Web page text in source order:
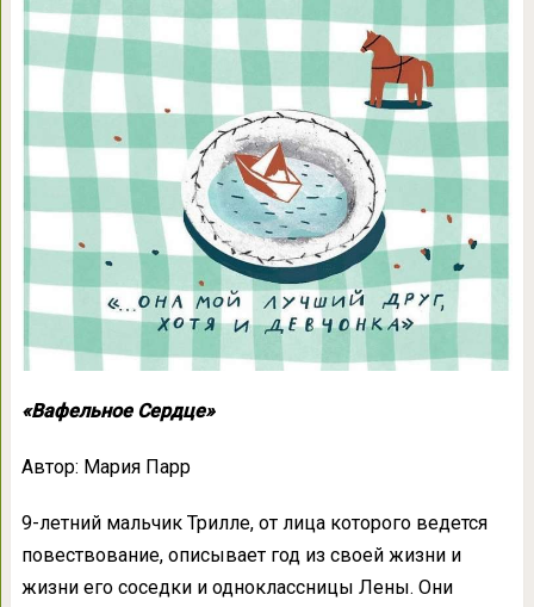
«Вафельное Сердце»
Автор: Мария Парр
9-летний мальчик Трилле, от лица которого ведется
повествование, описывает год из своей жизни и
жизни его соседки и одноклассницы Лены. Они